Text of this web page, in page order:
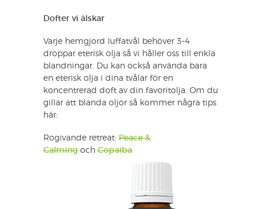
Dofter vi älskar
Varje hemgjord luffatvål behöver 3-4
droppar eterisk olja så vi håller oss till enkla
blandningar. Du kan också använda bara
en eterisk olja i dina tvålar för en
koncentrerad doft av din favoritolja. Om du
gillar att blanda oljor så kommer några tips
här:
Rogivande retreat: Peace &
Calming och Copaiba